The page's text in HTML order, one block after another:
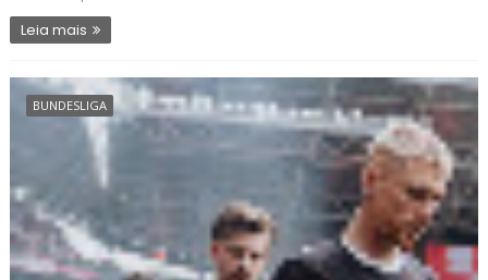
Leia mais
BUNDESLIGA